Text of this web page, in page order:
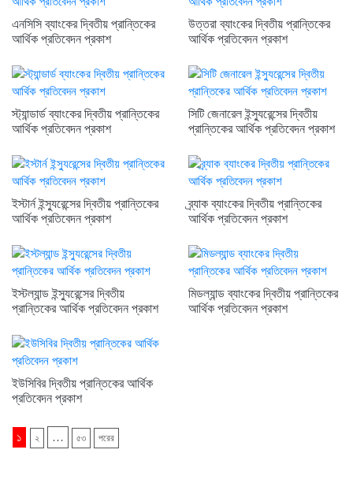
এনসিসি ব্যাংকের দ্বিতীয় প্রান্তিকের
আর্থিক প্রতিবেদন প্রকাশ
উত্তরা ব্যাংকের দ্বিতীয় প্রান্তিকের
আর্থিক প্রতিবেদন প্রকাশ
স্ট্যান্ডার্ড ব্যাংকের দ্বিতীয় প্রান্তিকের
আর্থিক প্রতিবেদন প্রকাশ
সিটি জেনারেল ইন্স্যুরেন্সের দ্বিতীয়
প্রান্তিকের আর্থিক প্রতিবেদন প্রকাশ
ইস্টার্ন ইন্স্যুরেন্সের দ্বিতীয় প্রান্তিকের
আর্থিক প্রতিবেদন প্রকাশ
ব্র্যাক ব্যাংকের দ্বিতীয় প্রান্তিকের
আর্থিক প্রতিবেদন প্রকাশ
ইস্টল্যান্ড ইন্স্যুরেন্সের দ্বিতীয়
প্রান্তিকের আর্থিক প্রতিবেদন প্রকাশ
মিডল্যান্ড ব্যাংকের দ্বিতীয় প্রান্তিকের
আর্থিক প্রতিবেদন প্রকাশ
ইউসিবির দ্বিতীয় প্রান্তিকের আর্থিক
প্রতিবেদন প্রকাশ
১ ২ … ৫৩ পরের